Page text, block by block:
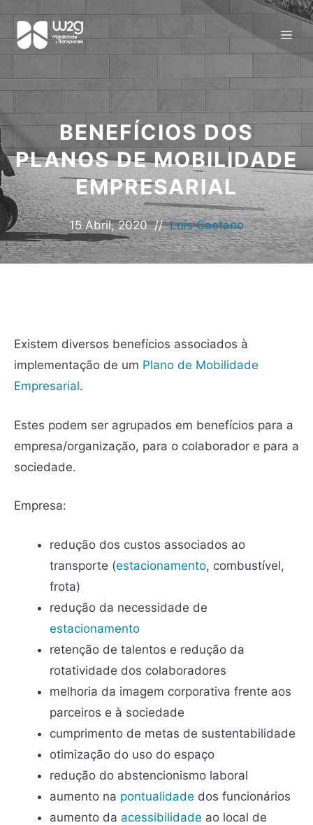
BENEFÍCIOS DOS
PLANOS DE MOBILIDADE
EMPRESARIAL
15 Abril, 2020 // Luís Caetano
Existem diversos benefícios associados à
implementação de um Plano de Mobilidade
Empresarial.
Estes podem ser agrupados em benefícios para a
empresa/organização, para o colaborador e para a
sociedade.
Empresa:
redução dos custos associados ao
transporte (estacionamento, combustível,
frota)
redução da necessidade de
estacionamento
retenção de talentos e redução da
rotatividade dos colaboradores
melhoria da imagem corporativa frente aos
parceiros e à sociedade
cumprimento de metas de sustentabilidade
otimização do uso do espaço
redução do abstencionismo laboral
aumento na pontualidade dos funcionários
aumento da acessibilidade ao local de